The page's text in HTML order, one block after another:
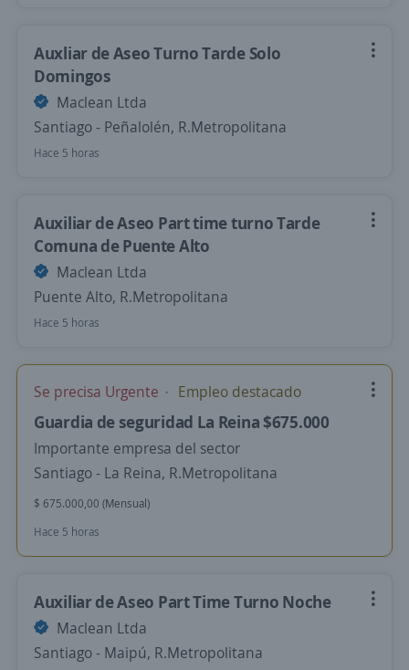
Auxliar de Aseo Turno Tarde Solo
Domingos
Maclean Ltda
Santiago - Peñalolén, R.Metropolitana
Hace 5 horas
Auxiliar de Aseo Part time turno Tarde
Comuna de Puente Alto
Maclean Ltda
Puente Alto, R.Metropolitana
Hace 5 horas
Se precisa Urgente Empleo destacado
Guardia de seguridad La Reina $675.000
Importante empresa del sector
Santiago - La Reina, R.Metropolitana
$ 675.000,00 (Mensual)
Hace 5 horas
Auxiliar de Aseo Part Time Turno Noche
Maclean Ltda
Santiago - Maipú, R.Metropolitana